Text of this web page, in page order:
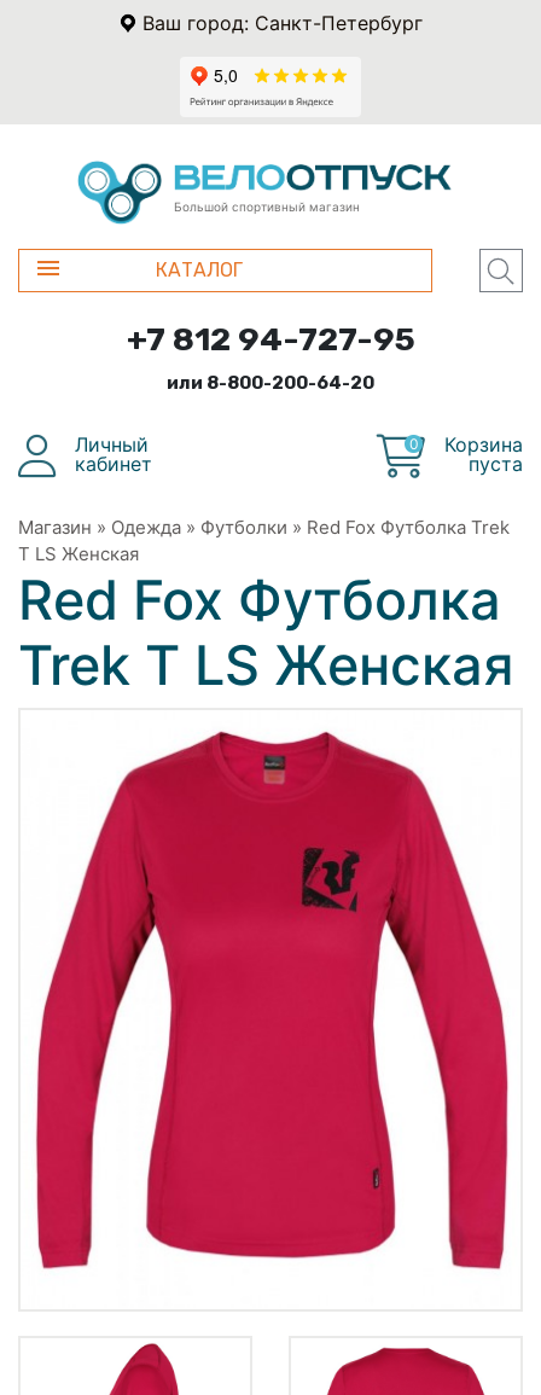
Ваш город: Санкт-Петербург
Большой спортивный магазин
КАТАЛОГ
+7 812 94-727-95
или 8-800-200-64-20
Личный
кабинет
0
Корзина
пуста
Магазин » Одежда » Футболки » Red Fox Футболка Trek
T LS Женская
Red Fox Футболка
Trek T LS Женская